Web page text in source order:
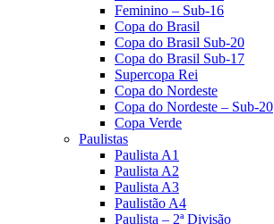
Feminino – Sub-16
Copa do Brasil
Copa do Brasil Sub-20
Copa do Brasil Sub-17
Supercopa Rei
Copa do Nordeste
Copa do Nordeste – Sub-20
Copa Verde
Paulistas
Paulista A1
Paulista A2
Paulista A3
Paulistão A4
Paulista – 2ª Divisão